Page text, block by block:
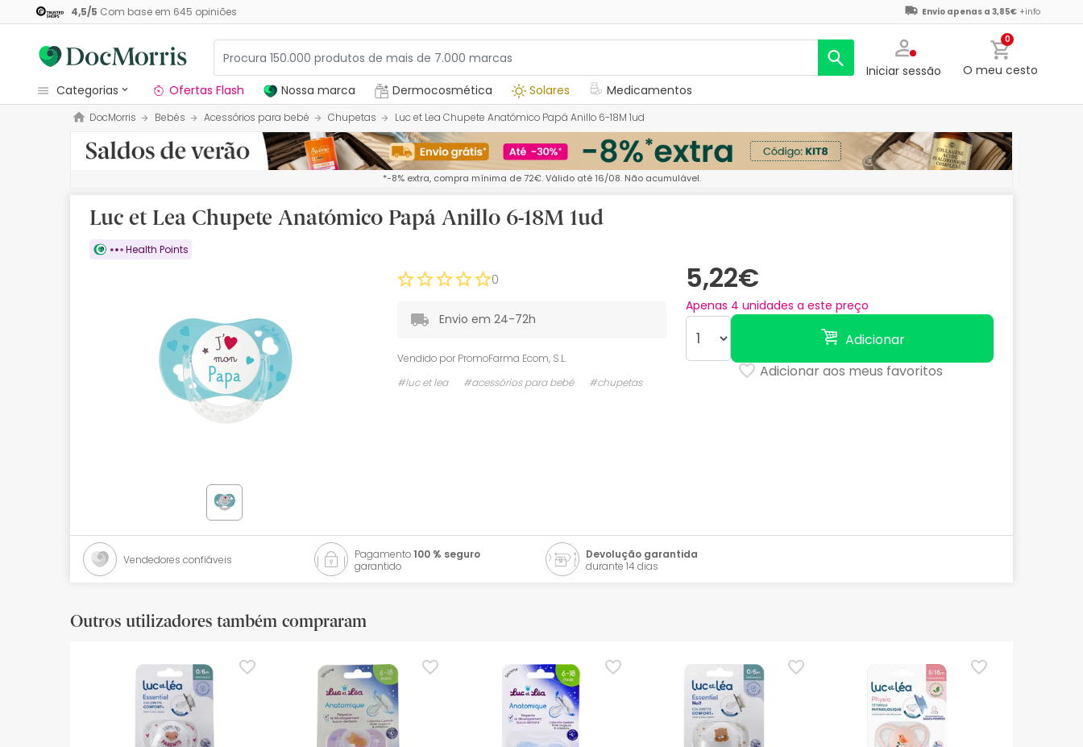
4,5/5 Com base em 645 opiniões Envio apenas a 3,85€ +info
Iniciar sessão
0
O meu cesto
categorias
Dermocosmetica
Nossa marca
Medicamentos
Cosmética
Promoções
Mais vendidos
Ofertas Flash Nossa marca Dermocosmética Solares Medicamentos
DocMorris Bebés Acessórios para bebé Chupetas Luc et Lea Chupete Anatómico Papá Anillo 6-18M 1ud
*-8% extra, compra mínima de 72€. Válido até 16/08. Não acumulável.
Luc et Lea Chupete Anatómico Papá Anillo 6-18M 1ud
Health Points
5,22€
Apenas 4 unidades a este preço
Adicionar
Adicionar aos meus favoritos
0
Envio em 24-72h
Vendido por PromoFarma Ecom, S.L.
#luc et lea
#acessórios para bebé #chupetas
Vendedores confiáveis Pagamento100 % seguro
garantido
Devolução garantida
durante 14 dias
Outros utilizadores também compraram